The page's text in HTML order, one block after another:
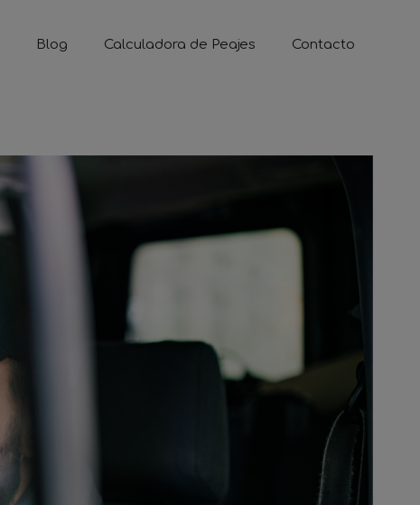
Blog Calculadora de Peajes Contacto